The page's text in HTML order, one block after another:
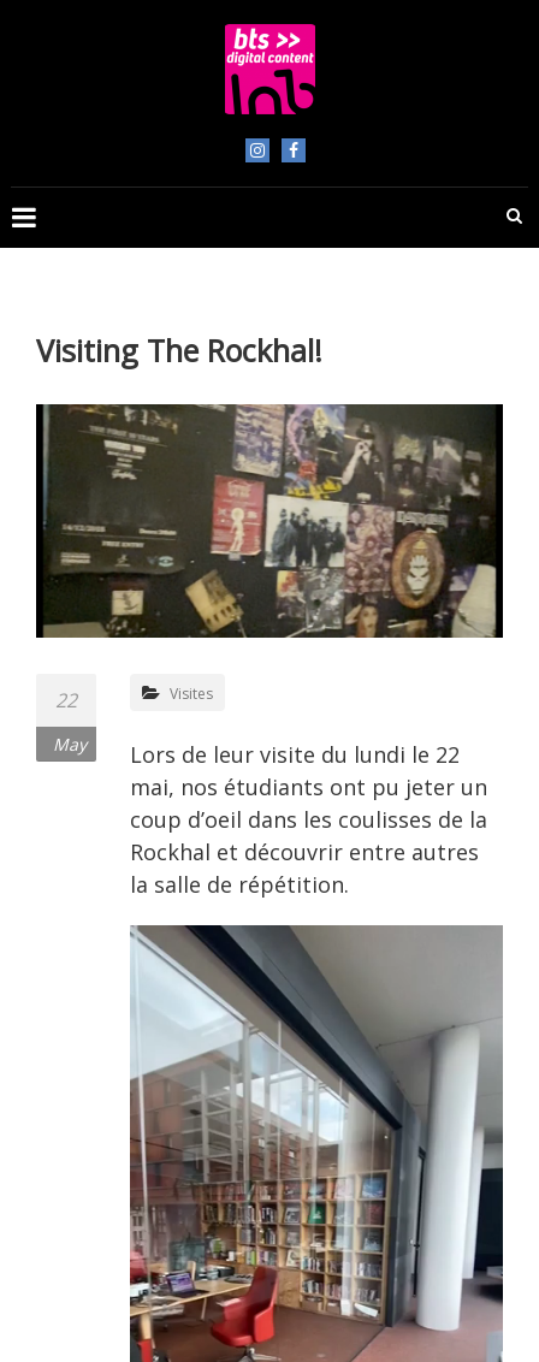
Digital
Content
Visiting The Rockhal!
22
May
Visites
Lors de leur visite du lundi le 22
mai, nos étudiants ont pu jeter un
coup d’oeil dans les coulisses de la
Rockhal et découvrir entre autres
la salle de répétition.